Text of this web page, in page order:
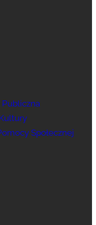
Społecznej